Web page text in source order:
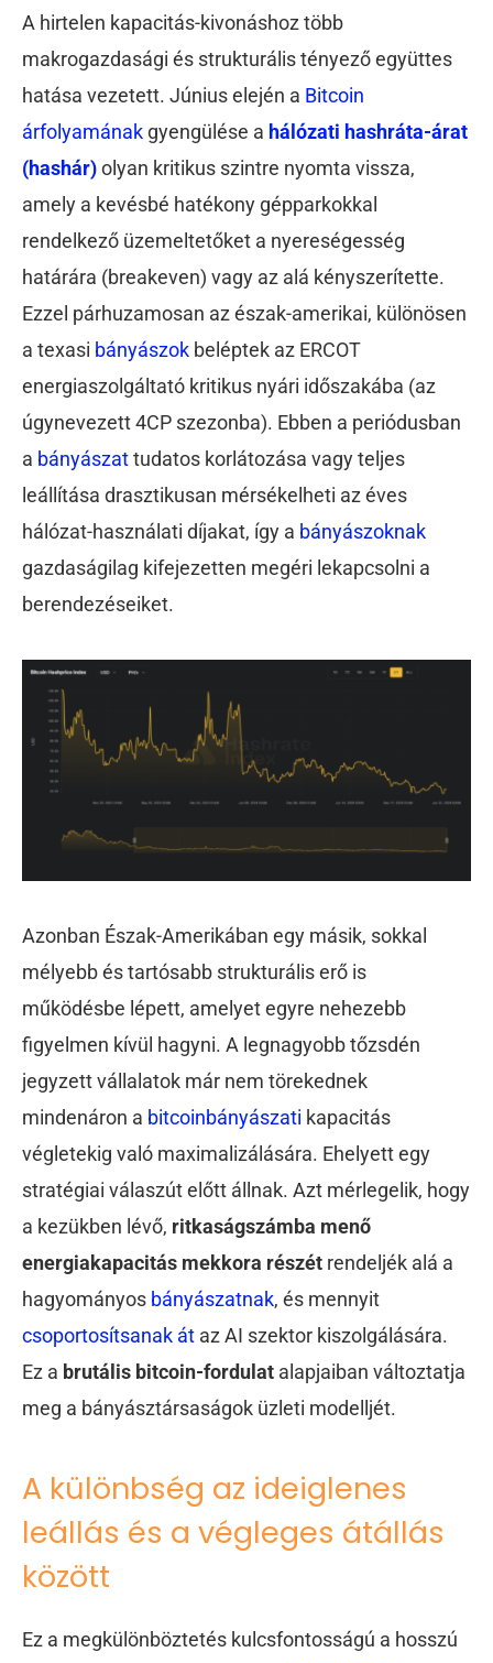
A hirtelen kapacitás-kivonáshoz több
makrogazdasági és strukturális tényező együttes
hatása vezetett. Június elején a Bitcoin
árfolyamának gyengülése a hálózati hashráta-árat
(hashár)olyan kritikus szintre nyomta vissza,
amely a kevésbé hatékony gépparkokkal
rendelkező üzemeltetőket a nyereségesség
határára (breakeven) vagy az alá kényszerítette.
Ezzel párhuzamosan az észak-amerikai, különösen
a texasi bányászok beléptek az ERCOT
energiaszolgáltató kritikus nyári időszakába (az
úgynevezett 4CP szezonba). Ebben a periódusban
a bányászattudatos korlátozása vagy teljes
leállítása drasztikusan mérsékelheti az éves
hálózat-használati díjakat, így a bányászoknak
gazdaságilag kifejezetten megéri lekapcsolni a
berendezéseiket.
Azonban Észak-Amerikában egy másik, sokkal
mélyebb és tartósabb strukturális erő is
működésbe lépett, amelyet egyre nehezebb
figyelmen kívül hagyni. A legnagyobb tőzsdén
jegyzett vállalatok már nem törekednek
mindenáron a bitcoinbányászati kapacitás
végletekig való maximalizálására. Ehelyett egy
stratégiai válaszút előtt állnak. Azt mérlegelik, hogy
a kezükben lévő, ritkaságszámba menő
energiakapacitás mekkora részét rendeljék alá a
hagyományos bányászatnak, és mennyit
csoportosítsanak át az AI szektor kiszolgálására.
Ez a brutális bitcoin-fordulat alapjaiban változtatja
meg a bányásztársaságok üzleti modelljét.
A különbség az ideiglenes
leállás és a végleges átállás
között
Ez a megkülönböztetés kulcsfontosságú a hosszú